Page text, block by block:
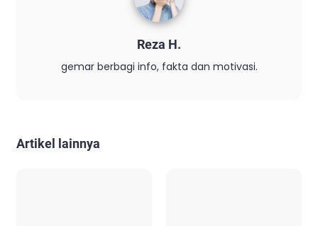
Reza H.
gemar berbagi info, fakta dan motivasi.
Artikel lainnya